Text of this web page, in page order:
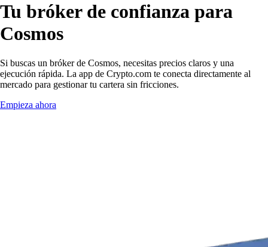
Tu bróker de confianza para
Cosmos
Si buscas un bróker de Cosmos, necesitas precios claros y una
ejecución rápida. La app de Crypto.com te conecta directamente al
mercado para gestionar tu cartera sin fricciones.
Empieza ahora